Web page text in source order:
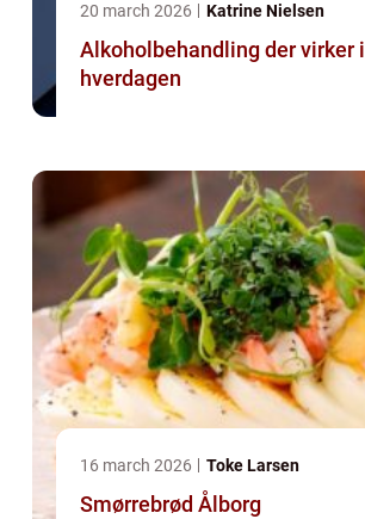
20 march 2026 Katrine Nielsen
Alkoholbehandling der virker i
hverdagen
16 march 2026 Toke Larsen
Smørrebrød Ålborg